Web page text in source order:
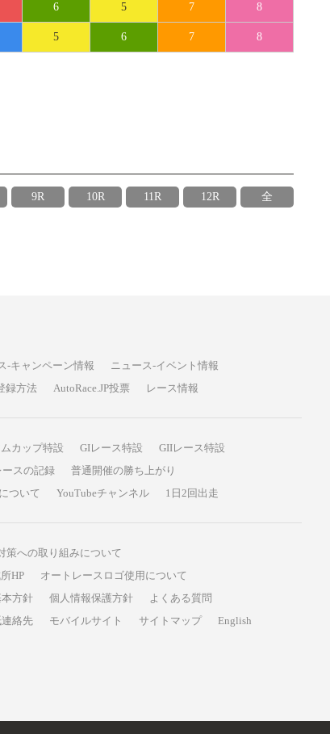
6 5 7 8
5 6 7 8
9R 10R 11R 12R 全
-キャンペーン情報
ニュース-イベント情報
録方法 AutoRace.JP投票 レース情報
カップ特設 GIレース特設
GIIレース特設
ースの記録
普通開催の勝ち上がり
ついて YouTubeチャンネル 1日2回出走
策への取り組みについて
HP
オートレースロゴ使用について
方針 個人情報保護方針
よくある質問
絡先 モバイルサイト サイトマップ English